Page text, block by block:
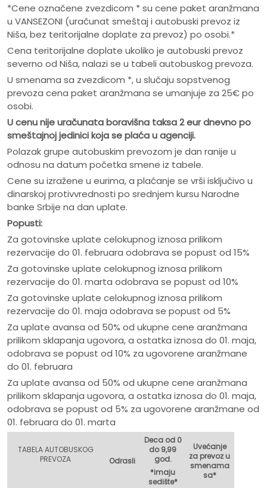
*Cene označene zvezdicom * su cene paket aranžmana
u VANSEZONI (uračunat smeštaj i autobuski prevoz iz
Niša, bez teritorijalne doplate za prevoz) po osobi.*
Cena teritorijalne doplate ukoliko je autobuski prevoz
severno od Niša, nalazi se u tabeli autobuskog prevoza.
U smenama sa zvezdicom *, u slučaju sopstvenog
prevoza cena paket aranžmana se umanjuje za 25€ po
osobi.
U cenu nije uračunata boravišna taksa 2 eur dnevno po
smeštajnoj jedinici koja se plaća u agenciji.
Polazak grupe autobuskim prevozom je dan ranije u
odnosu na datum početka smene iz tabele.
Cene su izražene u eurima, a plaćanje se vrši isključivo u
dinarskoj protivvrednosti po srednjem kursu Narodne
banke Srbije na dan uplate.
Popusti:
Za gotovinske uplate celokupnog iznosa prilikom
rezervacije do 01. februara odobrava se popust od 15%
Za gotovinske uplate celokupnog iznosa prilikom
rezervacije do 01. marta odobrava se popust od 10%
Za gotovinske uplate celokupnog iznosa prilikom
rezervacije do 01. maja odobrava se popust od 5%
Za uplate avansa od 50% od ukupne cene aranžmana
prilikom sklapanja ugovora, a ostatka iznosa do 01. maja,
odobrava se popust od 10% za ugovorene aranžmane
do 01. februara
Za uplate avansa od 50% od ukupne cene aranžmana
prilikom sklapanja ugovora, a ostatka iznosa do 01. maja,
odobrava se popust od 5% za ugovorene aranžmane od
01. februara do 01. marta
TABELA AUTOBUSKOG
PREVOZA
Odrasli
Deca od 0
do 9,99
god.
*imaju
sedište*
Uvećanje
za prevoz u
smenama
sa*